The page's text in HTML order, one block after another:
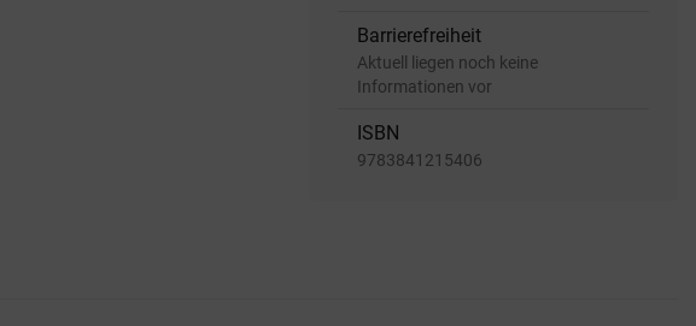
Barrierefreiheit
Aktuell liegen noch keine
Informationen vor
ISBN
9783841215406